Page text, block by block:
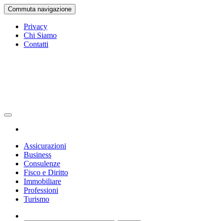
Vai
al
contenuto
Commuta navigazione
Privacy
Chi Siamo
Contatti
Assicurazioni
Business
Consulenze
Fisco e Diritto
Immobiliare
Professioni
Turismo